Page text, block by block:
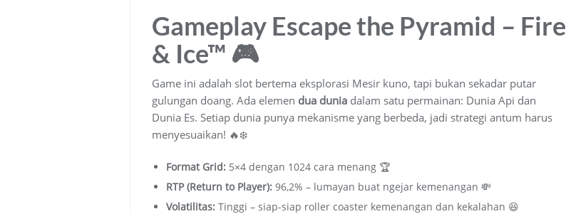
Gameplay Escape the Pyramid – Fire
& Ice™ 🎮
Game ini adalah slot bertema eksplorasi Mesir kuno, tapi bukan sekadar putar
gulungan doang. Ada elemen dua dunia dalam satu permainan: Dunia Api dan
Dunia Es. Setiap dunia punya mekanisme yang berbeda, jadi strategi antum harus
menyesuaikan! 🔥❄️
Format Grid: 5×4 dengan 1024 cara menang 🏆
RTP (Return to Player): 96,2% – lumayan buat ngejar kemenangan 💸
Volatilitas: Tinggi – siap-siap roller coaster kemenangan dan kekalahan 😆